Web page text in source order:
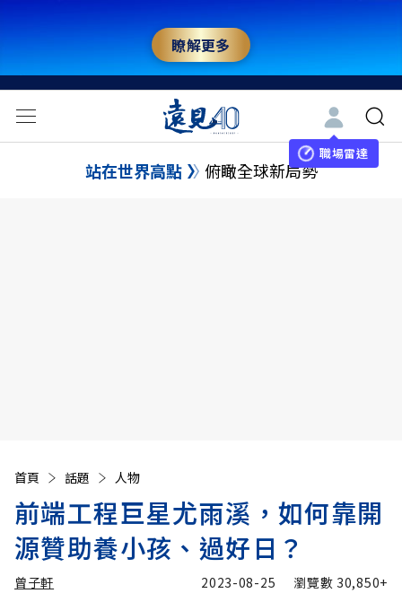
瞭解更多
職場雷達
站在世界高點 俯瞰全球新局勢
首頁 話題 人物
前端工程巨星尤雨溪，如何靠開
源贊助養小孩、過好日？
曾子軒 2023-08-25 瀏覽數 30,850+